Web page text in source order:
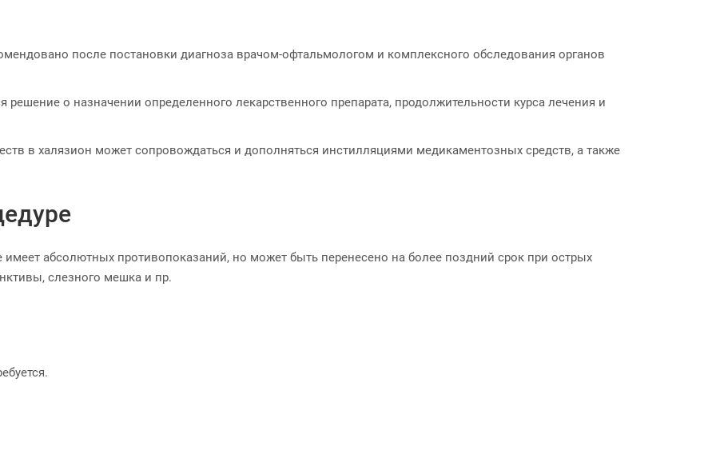
после постановки диагноза врачом-офтальмологом и комплексного обследования органов
о назначении определенного лекарственного препарата, продолжительности курса лечения и
в халязион может сопровождаться и дополняться инстилляциями медикаментозных средств, а также
имеет абсолютных противопоказаний, но может быть перенесено на более поздний срок при острых
слезного мешка и пр.